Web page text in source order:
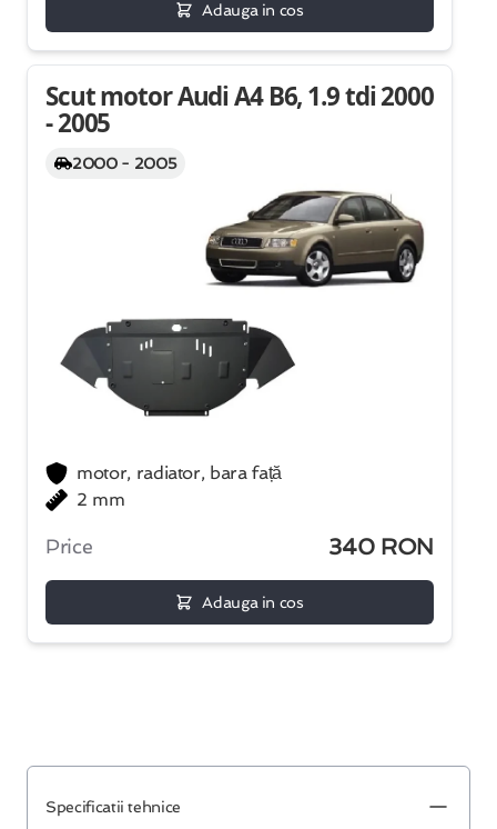
Adauga in cos
Scut motor Audi A4 B6, 1.9 tdi 2000
- 2005
2000 - 2005
motor, radiator, bara față
2 mm
Price 340 RON
Adauga in cos
Specificatii tehnice